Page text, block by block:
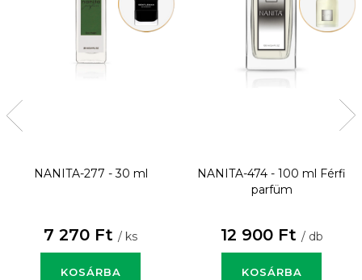
NANITA-277 - 30 ml
7 270 Ft / ks
KOSÁRBA
NANITA-474 - 100 ml
Férfi
parfüm
12 900 Ft / db
KOSÁRBA